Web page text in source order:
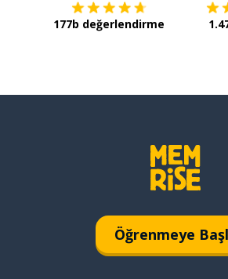
177b değerlendirme
Öğrenmeye